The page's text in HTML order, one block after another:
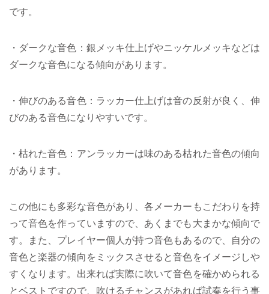
です。
・ダークな音色：銀メッキ仕上げやニッケルメッキなどは
ダークな音色になる傾向があります。
・伸びのある音色：ラッカー仕上げは音の反射が良く、伸
びのある音色になりやすいです。
・枯れた音色：アンラッカーは味のある枯れた音色の傾向
があります。
この他にも多彩な音色があり、各メーカーもこだわりを持
って音色を作っていますので、あくまでも大まかな傾向で
す。また、プレイヤー個人が持つ音色もあるので、自分の
音色と楽器の傾向をミックスさせると音色をイメージしや
すくなります。出来れば実際に吹いて音色を確かめられる
とベストですので、吹けるチャンスがあれば試奏を行う事